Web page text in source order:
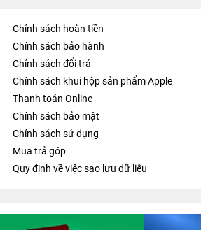
Chính sách hoàn tiền
Chính sách bảo hành
Chính sách đổi trả
Chính sách khui hộp sản phẩm Apple
Thanh toán Online
Chính sách bảo mật
Chính sách sử dụng
Mua trả góp
Quy định về việc sao lưu dữ liệu